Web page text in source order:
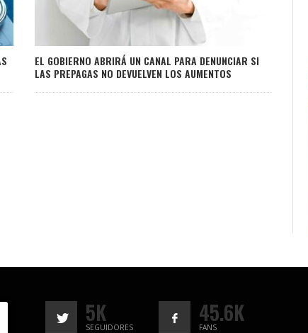
EL GOBIERNO ABRIRÁ UN CANAL PARA DENUNCIAR SI
LAS PREPAGAS NO DEVUELVEN LOS AUMENTOS
5K
SEGUIDORES
45.6K
FANS